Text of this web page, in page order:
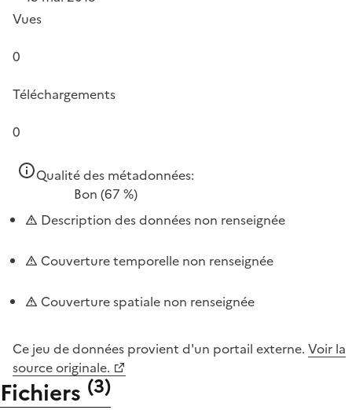
Vues
0
Téléchargements
0
Qualité des métadonnées:
Bon (67 %)
Description des données non renseignée
Couverture temporelle non renseignée
Couverture spatiale non renseignée
Ce jeu de données provient d'un portail externe. Voir la
source originale.
Fichiers (3)